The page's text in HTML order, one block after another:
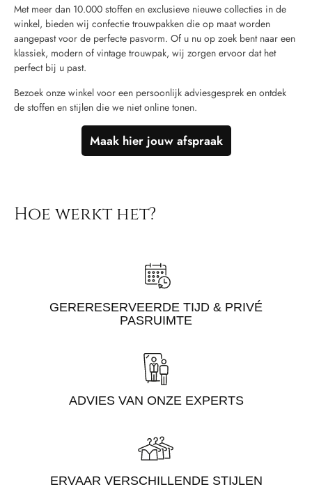
Met meer dan 10.000 stoffen en exclusieve nieuwe collecties in de
winkel, bieden wij confectie trouwpakken die op maat worden
aangepast voor de perfecte pasvorm. Of u nu op zoek bent naar een
klassiek, modern of vintage trouwpak, wij zorgen ervoor dat het
perfect bij u past.
Bezoek onze winkel voor een persoonlijk adviesgesprek en ontdek
de stoffen en stijlen die we niet online tonen.
Maak hier jouw afspraak
Hoe werkt het?
GERERESERVEERDE TIJD & PRIVÉ
PASRUIMTE
ADVIES VAN ONZE EXPERTS
ERVAAR VERSCHILLENDE STIJLEN